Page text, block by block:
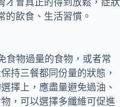
的飲食、生活習慣。
食物過量的食物，或者常
持三餐都同份量的狀態，
擇上，應盡量避免過油、
，可以選擇多纖維可促進